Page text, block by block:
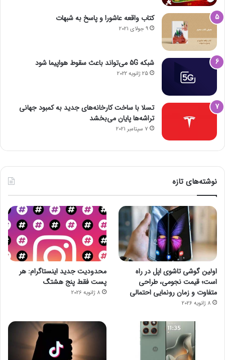
کتاب واقعه عاشورا و پاسخ به شبهات
9 جولای 2021
شبکه 5G می‌تواند باعث سقوط هواپیما شود
25 ژانویه 2022
تسلا با ساخت کارخانه‌های جدید به کمبود جهانی
تراشه‌ها پایان می‌بخشد
7 سپتامبر 2021
نوشته‌های تازه
اولین گوشی تاشوی اپل در راه
است؛ قیمت نجومی، طراحی
متفاوت و زمان رونمایی احتمالی
8 ژانویه 2026
محدودیت جدید اینستاگرام: هر
پست فقط پنج هشتگ
8 ژانویه 2026